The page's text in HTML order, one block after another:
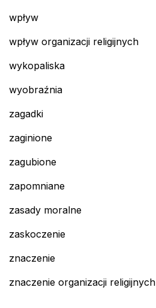
wpływ
wpływ organizacji religijnych
wykopaliska
wyobraźnia
zagadki
zaginione
zagubione
zapomniane
zasady moralne
zaskoczenie
znaczenie
znaczenie organizacji religijnych